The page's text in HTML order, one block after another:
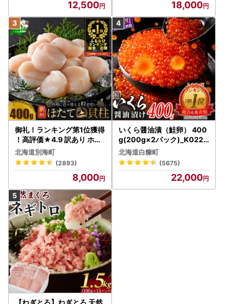
12,500 18,000
御礼！ランキング第1位獲得
！高評価★4.9 訳あり ホタ
テ 400g（ほたて 帆立 貝柱
冷凍 ）
北海道別海町
(2893)
8,000
いくら醤油漬（鮭卵） 400
g(200g×2パック)_K022-
1676
北海道白糠町
(5675)
22,000
【ねぎとろ】ねぎとろ 天然